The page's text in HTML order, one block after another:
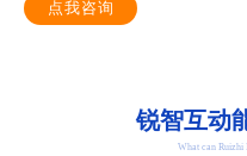
点我咨询
锐智互动